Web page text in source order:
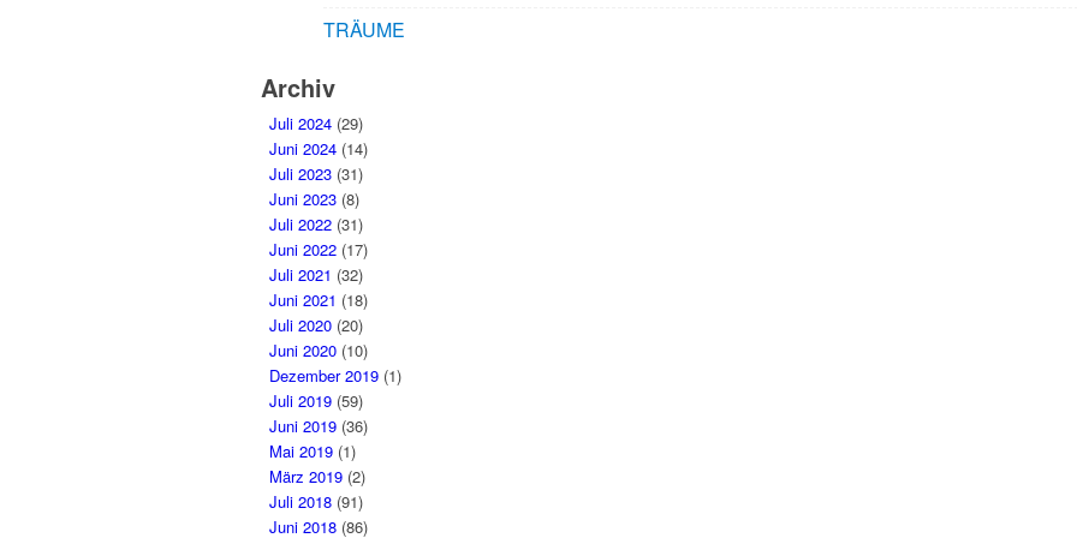
TRÄUME
Archiv
Juli 2024 (29)
Juni 2024 (14)
Juli 2023 (31)
Juni 2023 (8)
Juli 2022 (31)
Juni 2022 (17)
Juli 2021 (32)
Juni 2021 (18)
Juli 2020 (20)
Juni 2020 (10)
Dezember 2019 (1)
Juli 2019 (59)
Juni 2019 (36)
Mai 2019 (1)
März 2019 (2)
Juli 2018 (91)
Juni 2018 (86)